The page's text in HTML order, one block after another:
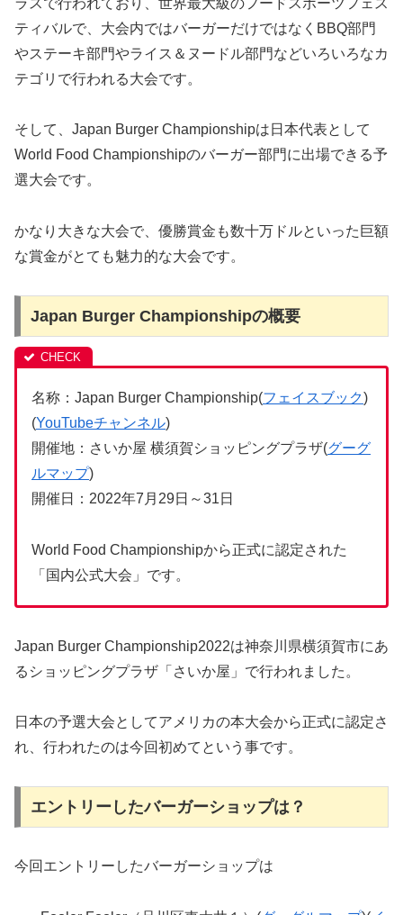
ティバルで、大会内ではバーガーだけではなくBBQ部門
やステーキ部門やライス＆ヌードル部門などいろいろなカ
テゴリで行われる大会です。
そして、Japan Burger Championshipは日本代表として
World Food Championshipのバーガー部門に出場できる予
選大会です。
かなり大きな大会で、優勝賞金も数十万ドルといった巨額
な賞金がとても魅力的な大会です。
Japan Burger Championshipの概要
名称：Japan Burger Championship(フェイスブック)
(YouTubeチャンネル)
開催地：さいか屋 横須賀ショッピングプラザ(グーグ
ルマップ)
開催日：2022年7月29日～31日
World Food Championshipから正式に認定された
「国内公式大会」です。
Japan Burger Championship2022は神奈川県横須賀市にあ
るショッピングプラザ「さいか屋」で行われました。
日本の予選大会としてアメリカの本大会から正式に認定さ
れ、行われたのは今回初めてという事です。
エントリーしたバーガーショップは？
今回エントリーしたバーガーショップは